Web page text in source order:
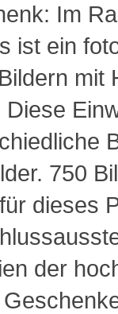
Im
ist ein
mit
750
dieses
der